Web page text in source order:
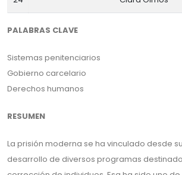
PALABRAS CLAVE
Sistemas penitenciarios
Gobierno carcelario
Derechos humanos
RESUMEN
La prisión moderna se ha vinculado desde
desarrollo de diversos programas